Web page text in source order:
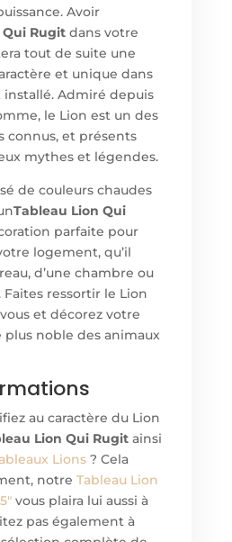
Avoir
Rugitdans votre
tout de suite une
et unique dans
installé. Admiré depuis
le Lion est un des
connus, et présents
mythes et légendes.
de couleurs chaudes
Tableau Lion Qui
parfaite pour
logement, qu’il
d’une chambre ou
ressortir le Lion
et décorez votre
plus noble des animaux
au caractère du Lion
Lion Qui Rugitainsi
Lions? Cela
notre Tableau Lion
vous plaira lui aussi à
pas également à